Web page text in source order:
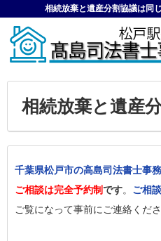
相続放棄と遺産分割協議は同
相続放棄と遺産
千葉県松戸市の高島司法書士事
ご相談は完全予約制です。 ご相
ご覧になって事前にご連絡くだ